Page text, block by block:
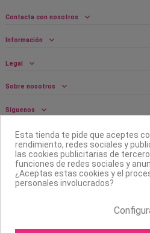
Contacta con nosotros
Información
Legal
Sobre nosotros
Síguenos
Boletín
Esta tienda te pide que aceptes
rendimiento, redes sociales y
las cookies publicitarias de
funciones de redes sociales y
¿Aceptas estas cookies y el
personales involucrados?